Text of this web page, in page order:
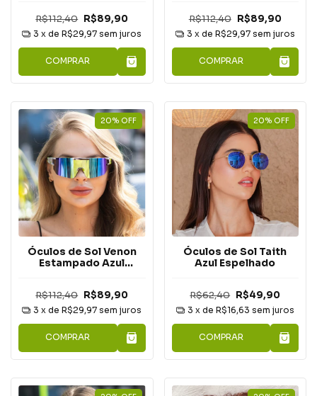
R$112,40 R$89,90
3 x deR$29,97 sem juros
COMPRAR
R$112,40 R$89,90
3 x de R$29,97 sem juros
COMPRAR
20% OFF
Óculos de Sol Venon
Estampado Azul
R$112,40 R$89,90
3 x deR$29,97 sem juros
COMPRAR
20% OFF
Óculos de Sol Taith
Azul Espelhado
R$62,40 R$49,90
3 x de R$16,63 sem juros
COMPRAR